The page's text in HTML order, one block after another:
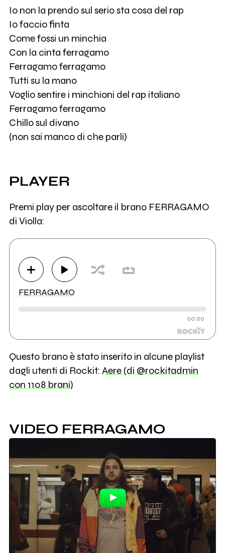
Io non la prendo sul serio sta cosa del rap
Io faccio finta
Come fossi un minchia
Con la cinta ferragamo
Ferragamo ferragamo
Tutti su la mano
Voglio sentire i minchioni del rap italiano
Ferragamo ferragamo
Chillo sul divano
(non sai manco di che parli)
PLAYER
Premi play per ascoltare il brano FERRAGAMO
di Violla:
FERRAGAMO
00:00
Questo brano è stato inserito in alcune playlist
dagli utenti di Rockit: Aere (di @rockitadmin
con 1108 brani)
VIDEO FERRAGAMO